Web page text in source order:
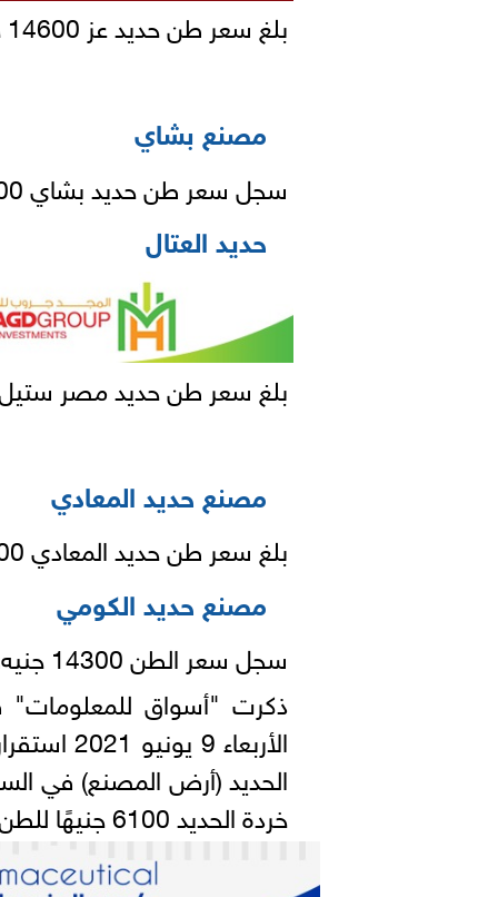
بلغ سعر طن حديد عز 14600 جنيه.
مصنع بشاي
سجل سعر طن حديد بشاي 14500 جنيه.
حديد العتال
بلغ سعر طن حديد مصر ستيل 14500
مصنع حديد المعادي
بلغ سعر طن حديد المعادي 14300 جنيه.
مصنع حديد الكومي
سجل سعر الطن 14300 جنيه.
ذكرت "أسواق للمعلومات"
خردة الحديد 6100 جنيهًا للطن.